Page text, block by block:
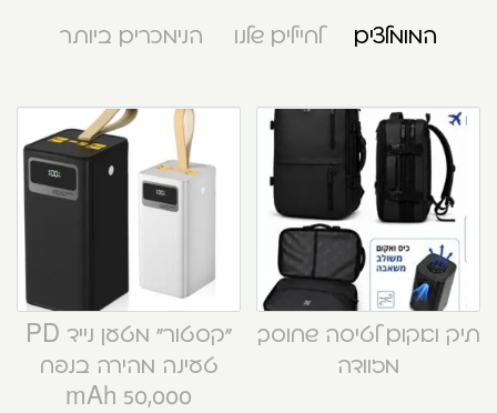
המומלצים לחיילים שלנו הנימכרים ביותר
תיק ואקום לטיסה שחוסך
מזוודה
“קסטור” מטען נייד PD
טעינה מהירה בנפח
50,000 mAh